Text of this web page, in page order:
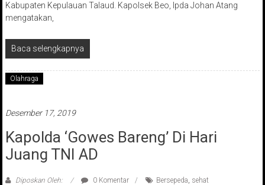
Kabupaten Kepulauan Talaud. Kapolsek Beo, Ipda Johan Atang
mengatakan,
Baca selengkapnya
Olahraga
Desember 17, 2019
Kapolda ‘Gowes Bareng’ Di Hari
Juang TNI AD
Diposkan Oleh: 0 Komentar Bersepeda, sehat